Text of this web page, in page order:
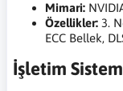
Mimari:
Özellikler: 3.
ECC Bellek,
İşletim